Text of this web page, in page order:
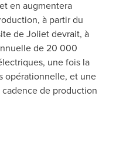
en augmentera
à partir du
deJolietdevrait, à
de 20 000
une fois la
opérationnelle, et une
de production